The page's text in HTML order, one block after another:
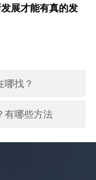
展才能有真的发
哪找？
有哪些方法